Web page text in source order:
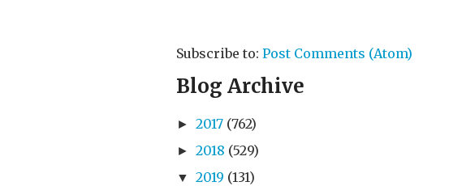
Subscribe to: Post Comments (Atom)
Blog Archive
► 2017 (762)
► 2018 (529)
▼ 2019 (131)